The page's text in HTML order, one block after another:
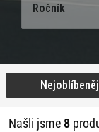
Ročník
Našli jsme 8